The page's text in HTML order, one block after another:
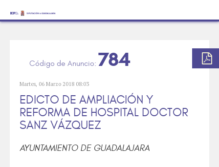
Martes, 06 Marzo 2018 08:03
EDICTO DE AMPLIACIÓN Y
REFORMA DE HOSPITAL DOCTOR
SANZ VÁZQUEZ
AYUNTAMIENTO DE GUADALAJARA
784